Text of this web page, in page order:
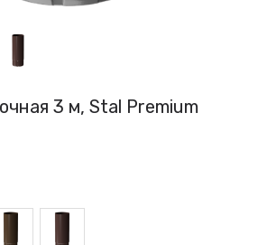
3 м, Stal Premium